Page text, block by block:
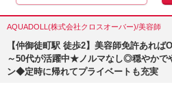
AQUADOLL(株式会社クロスオーバー)/美容師
【仲御徒町駅 徒歩2】美容師免許あれ
～50代が活躍中★ノルマなし◎穏やかで
ン◆定時に帰れてプライベートも充実